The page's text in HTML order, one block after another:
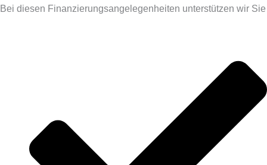
Bei diesen Finanzierungsangelegenheiten unterstützen wir Sie